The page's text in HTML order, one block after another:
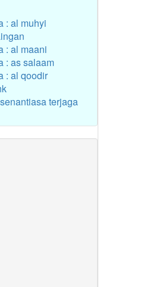
: al muhyi
: al maani
: as salaam
: al qoodir
terjaga